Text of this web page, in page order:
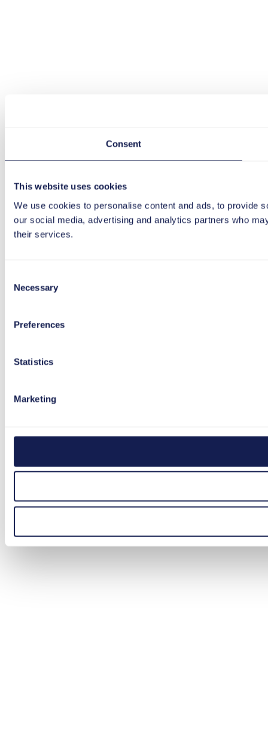
Consent
This website uses cookies
We use cookies to personalise content and ads, to provide
our social media, advertising and analytics partners who
their services.
Selection
Necessary
Preferences
Statistics
Marketing